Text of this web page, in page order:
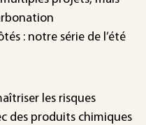
: notre série de l’été
les risques
des produits chimiques